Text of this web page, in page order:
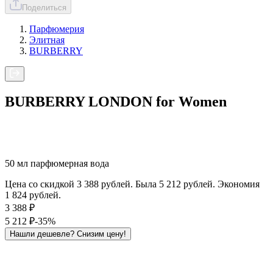
Поделиться
Парфюмерия
Элитная
BURBERRY
BURBERRY LONDON for Womеn
50 мл парфюмерная вода
Цена со скидкой 3 388 рублей. Была 5 212 рублей. Экономия
1 824 рублей.
3 388 ₽
5 212 ₽-35%
Нашли дешевле? Снизим цену!